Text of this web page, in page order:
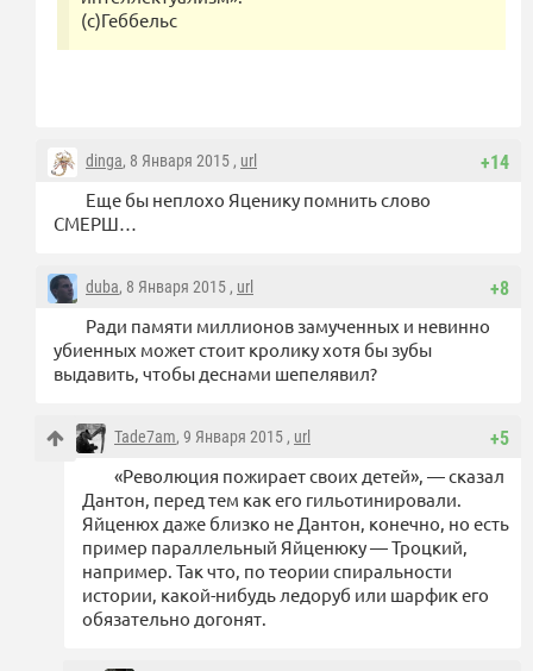
(с)Геббельс
+14
dinga, 8 Января 2015 , url
Еще бы неплохо Яценику помнить слово
СМЕРШ…
+8
duba, 8 Января 2015 , url
Ради памяти миллионов замученных и невинно
убиенных может стоит кролику хотя бы зубы
выдавить, чтобы деснами шепелявил?
+5
Tade7am, 9 Января 2015 , url
«Революция пожирает своих детей», — сказал
Дантон, перед тем как его гильотинировали.
Яйценюх даже близко не Дантон, конечно, но есть
пример параллельный Яйценюку — Троцкий,
например. Так что, по теории спиральности
истории, какой-нибудь ледоруб или шарфик его
обязательно догонят.